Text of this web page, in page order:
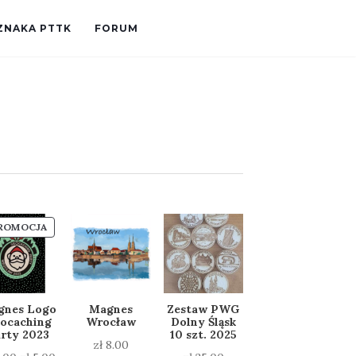
PTTK FORUM
PRODUKT
W
PROMOCJI
Logo
2023
Magnes
Wrocław
zł8.00
Zestaw PWG
Dolny Śląsk
10 szt. 2025